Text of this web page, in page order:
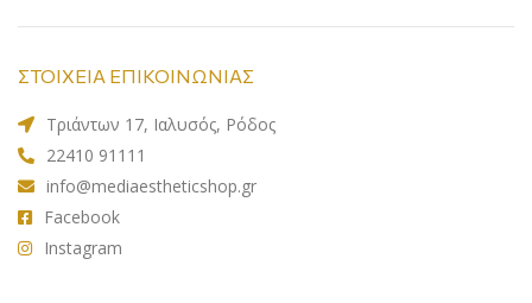
ΣΤΟΙΧΕΙΑ ΕΠΙΚΟΙΝΩΝΙΑΣ
Τριάντων 17, Ιαλυσός, Ρόδος
22410 91111
info@mediaestheticshop.gr
Facebook
Instagram